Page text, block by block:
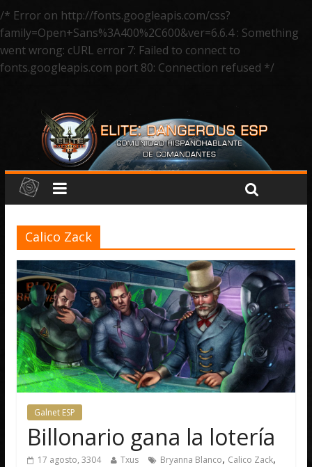
/* Error on http://fonts.googleapis.com/css?
family=Open+Sans%3A400%2C600&ver=6.6.4 : Something
went wrong: cURL error 7: Failed to connect to
fonts.googleapis.com port 80: Connection refused */
Calico Zack
Galnet ESP
Billonario gana la lotería
17 agosto, 3304 Txus Bryanna Blanco, Calico Zack,